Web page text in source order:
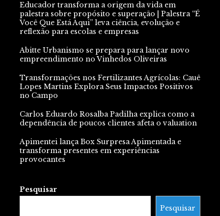
Educador transforma a origem da vida em
palestra sobre propósito e superação | Palestra “É
Você Que Está Aqui” leva ciência, evolução e
reflexão para escolas e empresas
Abitte Urbanismo se prepara para lançar novo
empreendimento no Vinhedos Oliveiras
Transformações nos Fertilizantes Agrícolas: Cauê
Lopes Martins Explora Seus Impactos Positivos
no Campo
Carlos Eduardo Rosalba Padilha explica como a
dependência de poucos clientes afeta o valuation
Apimentei lança Box Surpresa Apimentada e
transforma presentes em experiências
provocantes
Pesquisar
Pesquisar